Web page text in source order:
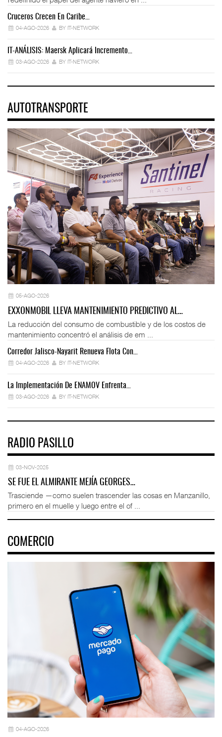
Cruceros Crecen En Caribe…
04-AGO-2026 BY IT-NETWORK
IT-ANÁLISIS: Maersk Aplicará Incremento…
03-AGO-2026 BY IT-NETWORK
AUTOTRANSPORTE
05-AGO-2026
EXXONMOBIL LLEVA MANTENIMIENTO PREDICTIVO AL…
La reducción del consumo de combustible y de los costos de
mantenimiento concentró el análisis de em ...
Corredor Jalisco-Nayarit Renueva Flota Con…
04-AGO-2026 BY IT-NETWORK
La Implementación De ENAMOV Enfrenta…
03-AGO-2026 BY IT-NETWORK
RADIO PASILLO
03-NOV-2025
SE FUE EL ALMIRANTE MEJÍA GEORGES…
Trasciende —como suelen trascender las cosas en Manzanillo,
primero en el muelle y luego entre el of ...
COMERCIO
04-AGO-2026